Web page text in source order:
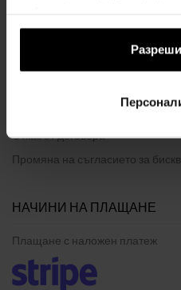
ползването от Ваша
Защо да се регистрирате?
Отказ от договора
Промяна на съгласието за
НАЧИНИ НА ПЛАЩАНЕ
Плащане с наложен платеж